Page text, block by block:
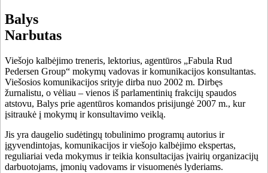
Balys
Narbutas
Viešojo kalbėjimo treneris, lektorius, agentūros „Fabula Rud
Pedersen Group“ mokymų vadovas ir komunikacijos konsultantas.
Viešosios komunikacijos srityje dirba nuo 2002 m. Dirbęs
žurnalistu, o vėliau – vienos iš parlamentinių frakcijų spaudos
atstovu, Balys prie agentūros komandos prisijungė 2007 m., kur
įsitraukė į mokymų ir konsultavimo veiklą.
Jis yra daugelio sudėtingų tobulinimo programų autorius ir
įgyvendintojas, komunikacijos ir viešojo kalbėjimo ekspertas,
reguliariai veda mokymus ir teikia konsultacijas įvairių organizacijų
darbuotojams, įmonių vadovams ir visuomenės lyderiams.